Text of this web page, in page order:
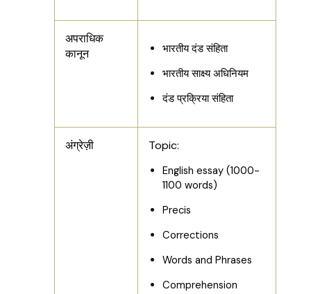
अपराधिक
कानून
भारतीय दंड संहिता
भारतीय साक्ष्य अधिनियम
दंड प्रक्रिया संहिता
अंग्रेज़ी Topic:
English essay (1000-
1100 words)
Precis
Corrections
Words and Phrases
Comprehension